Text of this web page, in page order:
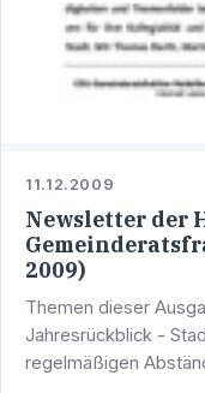
11.12.2009
Newsletter der
2009)
Themen dieser
Jahresrückblick -
regelmäßigen